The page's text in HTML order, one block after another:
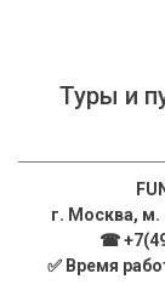
Туры и
г. Москва, м.
☎
✅ Время
ТОП 10
Лучшие отели
Недорогие